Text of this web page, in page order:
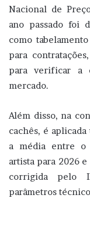
Nacional de
ano passado foi
como
para
para verificar a
mercado.
Além disso, na
cachês, é
a média entre o
artista para 2026
corrigida pelo
parâmetros